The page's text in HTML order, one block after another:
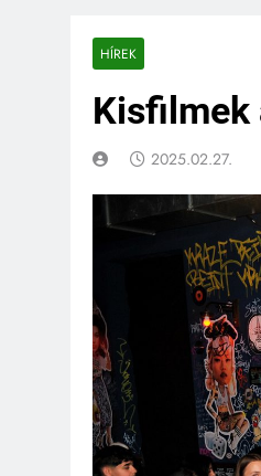
HÍREK
Kisfilmek
2025.02.27.